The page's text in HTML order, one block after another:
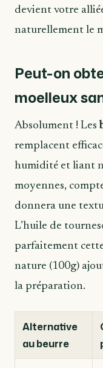
devient votre
naturellement le
Peut-on
moelleux
Absolument ! Les
remplacent
humidité et liant
moyennes,
donnera une
L’huile de
parfaitement
nature (100g)
la préparation.
Alternative
au beurre